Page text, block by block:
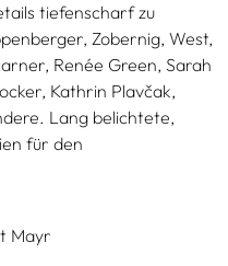
tiefenscharf zu
Zobernig, West,
Renée Green, Sarah
Kathrin Plavčak,
Lang belichtete,
für den
Mayr